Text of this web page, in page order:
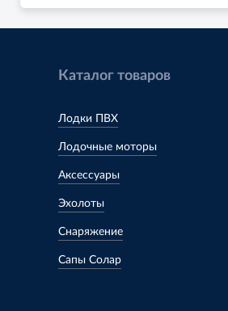
Каталог товаров
Лодки ПВХ
Лодочные моторы
Аксессуары
Эхолоты
Снаряжение
Сапы Солар